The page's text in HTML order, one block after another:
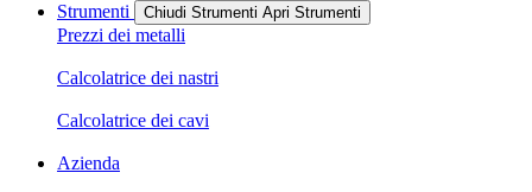
Strumenti
Chiudi Strumenti Apri Strumenti
Prezzi dei metalli
Calcolatrice dei nastri
Calcolatrice dei cavi
Azienda